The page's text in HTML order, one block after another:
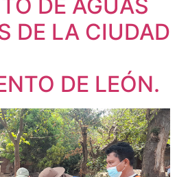
DE AGUAS
DE LA CIUDAD
DE LEÓN.